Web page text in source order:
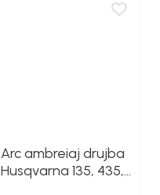
Arc ambreiaj drujba
Husqvarna 135, 435,